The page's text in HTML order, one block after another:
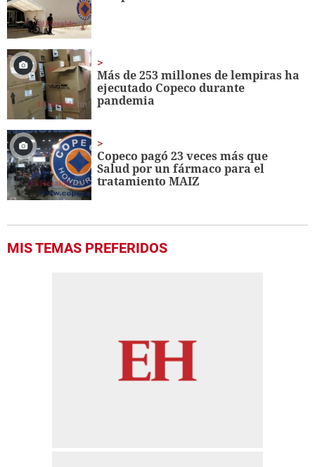
Más de 253 millones de lempiras ha
ejecutado Copeco durante
pandemia
Copeco pagó 23 veces más que
Salud por un fármaco para el
tratamiento MAIZ
MIS TEMAS PREFERIDOS